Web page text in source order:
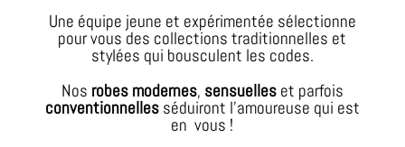
Une équipe jeune et expérimentée sélectionne
pour vous des collections traditionnelles et
stylées qui bousculent les codes.
Nos robes modernes, sensuelleset parfois
conventionnellesséduiront l’amoureuse qui est
en vous !